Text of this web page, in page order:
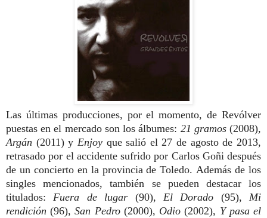
Las últimas producciones, por el momento, de Revólver
puestas en el mercado son los álbumes: 21 gramos(2008),
Argán (2011) y Enjoy que salió el 27 de agosto de 2013,
retrasado por el accidente sufrido por Carlos Goñi después
de un concierto en la provincia de Toledo. Además de los
singles mencionados, también se pueden destacar los
titulados:Fuera de lugar (90), El Dorado (95), Mi
rendición(96), San Pedro(2000), Odio(2002), Y pasa el